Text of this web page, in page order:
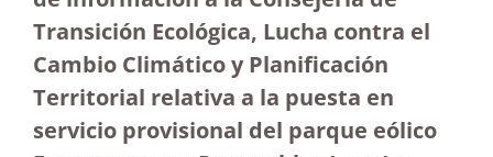
Transición Ecológica, Lucha contra el
Cambio Climático y Planificación
Territorial relativa a la puesta en
servicio provisional del parque eólico